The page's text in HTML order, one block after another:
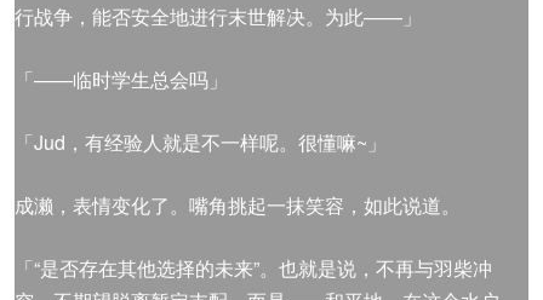
行战争，能否安全地进行末世解决。为此——」
「——临时学生总会吗」
「Jud，有经验人就是不一样呢。很懂嘛~」
成濑，表情变化了。嘴角挑起一抹笑容，如此说道。
「“是否存在其他选择的未来”。也就是说，不再与羽柴冲